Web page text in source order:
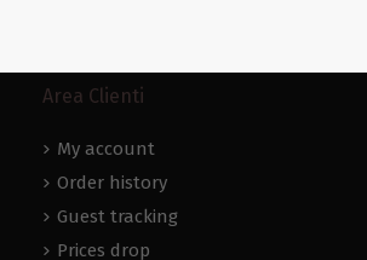
Area Clienti
My account
Order history
Guest tracking
Prices drop